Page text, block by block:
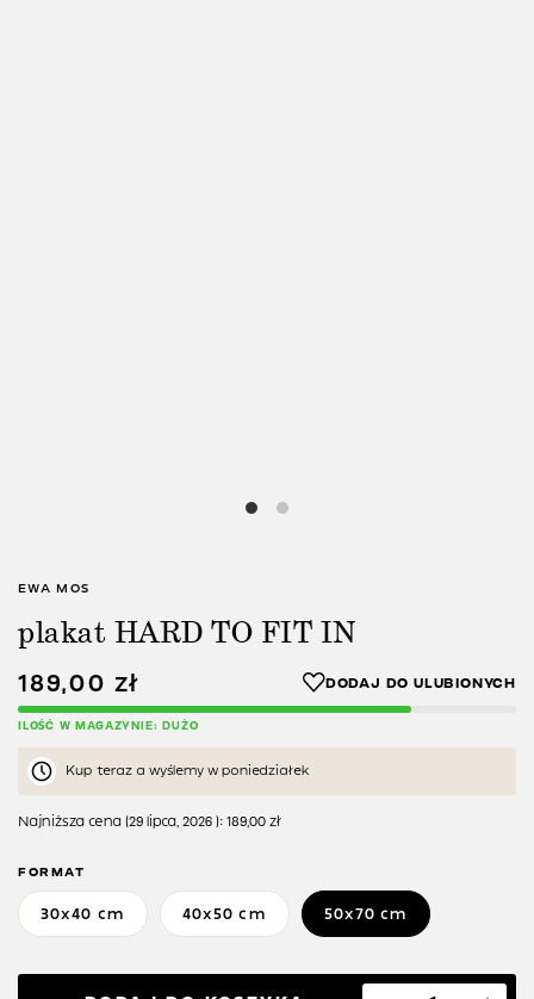
EWA MOS
plakat HARD TO FIT IN
189,00 zł
ILOŚĆ W MAGAZYNIE: DUŻO
Kup teraz a wyślemy w poniedziałek
Najniższa cena (29 lipca, 2026 ): 189,00 zł
FORMAT
30x40 cm 40x50 cm 50x70 cm